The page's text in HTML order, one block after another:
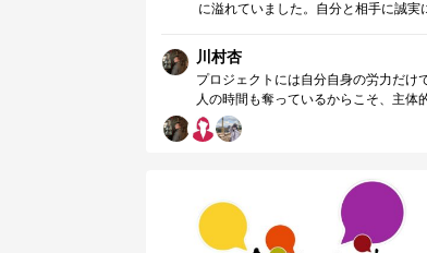
に溢れていました。自分と相手に誠実
値を得られたとコメントをいただいた
感を感じました。
川村杏
プロジェクトには自分自身の労力だけ
人の時間も奪っているからこそ、主体
ていくべきであるという視点を本研修
できたのだと思います。研修以降の取
大切にされていると感じています。プ
的の先にある顧客に価値を与えるだけ
ェクトを共にするメンバーにも価値を
として、今後も支部のリーダーとして